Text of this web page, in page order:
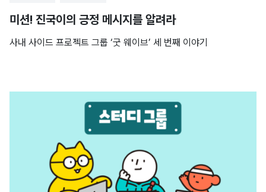
미션! 진국이의 긍정 메시지를 알려라
사내 사이드 프로젝트 그룹 ‘굿 웨이브’ 세 번째 이야기